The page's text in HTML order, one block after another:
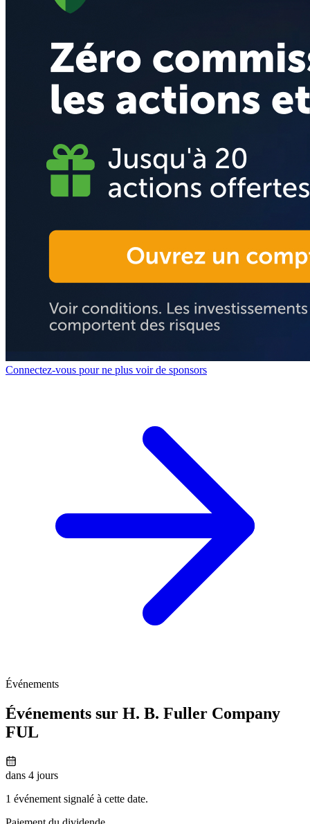
Connectez-vous pour ne plus voir de sponsors
Événements
Événements sur H. B. Fuller Company
FUL
dans 4 jours
1 événement signalé à cette date.